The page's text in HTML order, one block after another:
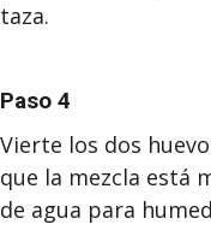
taza.
Paso 4
Vierte los dos
que la mezcla está
de agua para